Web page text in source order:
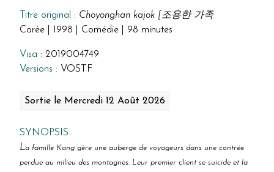
Titre original : Choyonghan kajok [조용한 가족
Corée | 1998 | Comédie | 98 minutes
Visa : 2019004749
Versions : VOSTF
Sortie le Mercredi 12 Août 2026
SYNOPSIS
La famille Kang gère une auberge de voyageurs dans une contrée
perdue au milieu des montagnes. Leur premier client se suicide et la